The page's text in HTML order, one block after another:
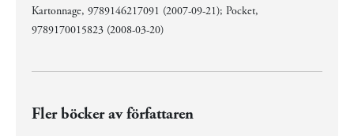
Kartonnage, 9789146217091 (2007-09-21); Pocket,
9789170015823 (2008-03-20)
Fler böcker av författaren